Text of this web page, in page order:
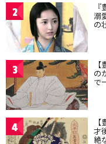
2 溺
の
3 の
で
4 才
絶